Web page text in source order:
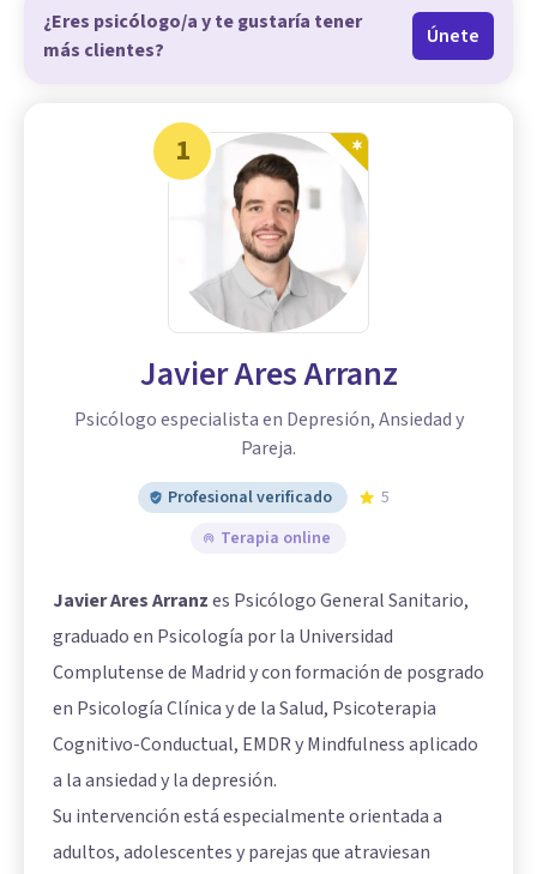
¿Eres psicólogo/a y te gustaría tener
más clientes?
Únete
1
Javier Ares Arranz
Psicólogo especialista en Depresión, Ansiedad y
Pareja.
Profesional verificado
5
Terapia online
Javier Ares Arranzes Psicólogo General Sanitario,
graduado en Psicología por la Universidad
Complutense de Madrid y con formación de posgrado
en Psicología Clínica y de la Salud, Psicoterapia
Cognitivo-Conductual, EMDR y Mindfulness aplicado
a la ansiedad y la depresión.
Su intervención está especialmente orientada a
adultos, adolescentes y parejas que atraviesan